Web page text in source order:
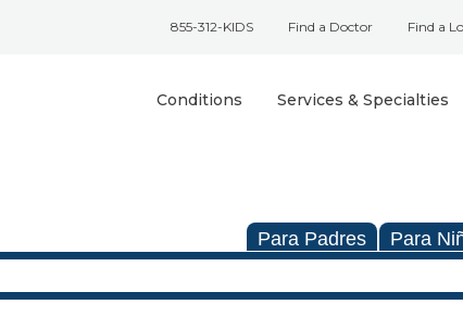
855-312-KIDS Find a Doctor Find a
Conditions Services & Specialties
Para Padres Para